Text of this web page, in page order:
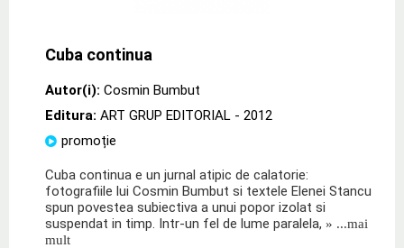
Cuba continua
Autor(i): Cosmin Bumbut
Editura: ART GRUP EDITORIAL - 2012
promoție
Cuba continua e un jurnal atipic de calatorie:
fotografiile lui Cosmin Bumbut si textele Elenei Stancu
spun povestea subiectiva a unui popor izolat si
suspendat in timp. Intr-un fel de lume paralela, » ...mai
mult